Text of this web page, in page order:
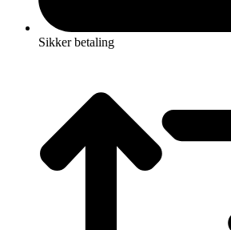
Sikker betaling